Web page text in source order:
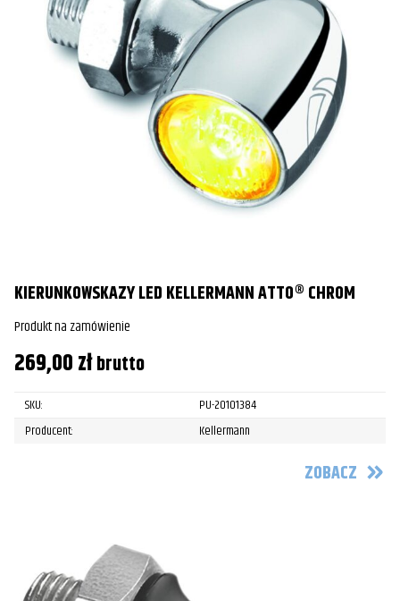
KIERUNKOWSKAZY LED KELLERMANN ATTO® CHROM
Produkt na zamówienie
269,00złbrutto
SKU:
PU-20101384
Producent:
Kellermann
ZOBACZ